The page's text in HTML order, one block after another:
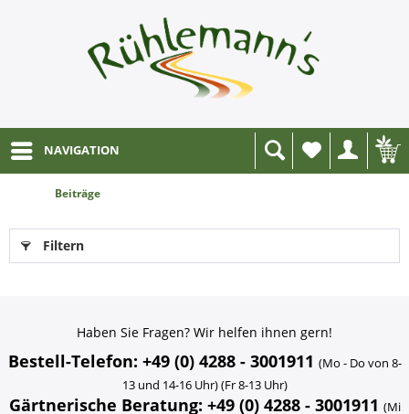
NAVIGATION
Wunschliste
Beiträge
Filtern
Haben Sie Fragen? Wir helfen ihnen gern!
Bestell-Telefon: +49 (0) 4288 - 3001911 (Mo - Do von 8-
13 und 14-16 Uhr) (Fr 8-13 Uhr)
Gärtnerische Beratung: +49 (0) 4288 - 3001911 (Mi